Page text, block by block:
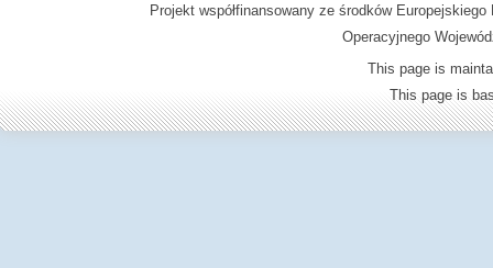
Projekt współfinansowany ze środków
Operacyjnego
This page is
This page is